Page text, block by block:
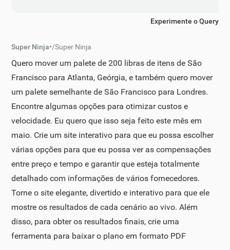
Experimente o Query
Super Ninja•/Super Ninja
Quero mover um palete de 200 libras de itens de São
Francisco para Atlanta, Geórgia, e também quero mover
um palete semelhante de São Francisco para Londres.
Encontre algumas opções para otimizar custos e
velocidade. Eu quero que isso seja feito este mês em
maio. Crie um site interativo para que eu possa escolher
várias opções para que eu possa ver as compensações
entre preço e tempo e garantir que esteja totalmente
detalhado com informações de vários fornecedores.
Torne o site elegante, divertido e interativo para que ele
mostre os resultados de cada cenário ao vivo. Além
disso, para obter os resultados finais, crie uma
ferramenta para baixar o plano em formato PDF